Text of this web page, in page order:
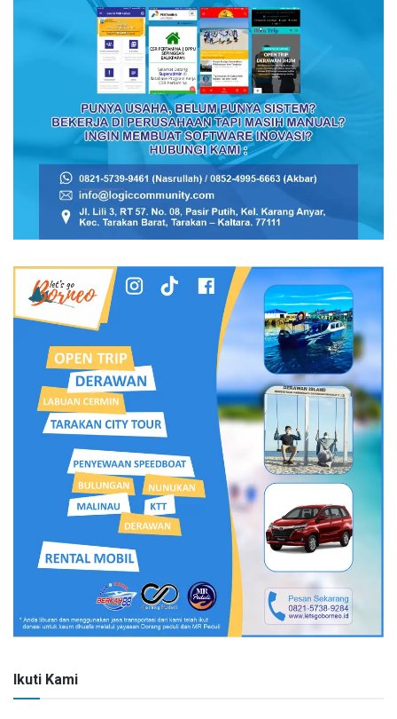
Ikuti Kami